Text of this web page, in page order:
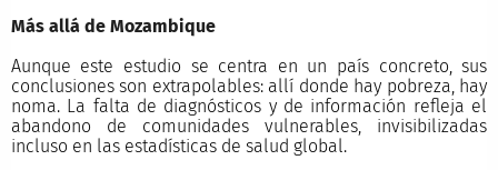
Más allá de Mozambique
Aunque este estudio se centra en un país concreto, sus
conclusiones son extrapolables: allí donde hay pobreza, hay
noma. La falta de diagnósticos y de información refleja el
abandono de comunidades vulnerables, invisibilizadas
incluso en las estadísticas de salud global.